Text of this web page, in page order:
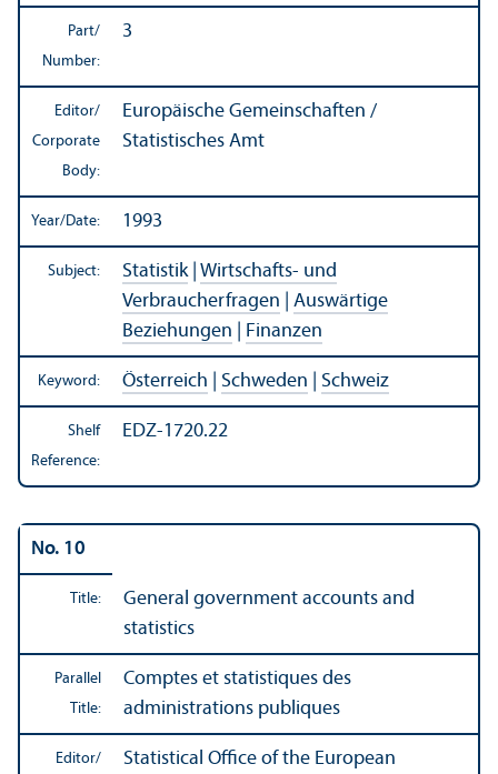
Part/
Number:
3
Editor/
Corporate
Body:
Europäische Gemeinschaften /
Statistisches Amt
Year/Date: 1993
Subject: Statistik| Wirtschafts- und
Verbraucherfragen
Auswärtige
Beziehungen
Finanzen
Keyword: Österreich Schweden Schweiz
Shelf
Reference:
EDZ-1720.22
No. 10
Title:
General government accounts and
statistics
Parallel
Title:
Comptes et statistiques des
administrations publiques
Editor/ Statistical Office of the European